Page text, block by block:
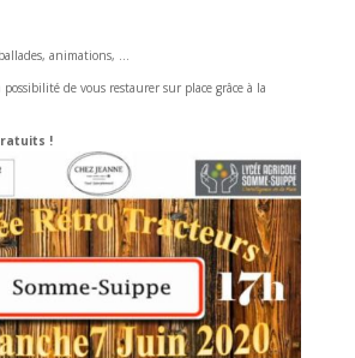
animations, …
de vous restaurer sur place grâce à la
!